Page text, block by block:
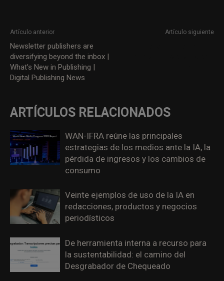
Artículo anterior
Newsletter publishers are
diversifying beyond the inbox |
What’s New in Publishing |
Digital Publishing News
Artículo siguiente
ARTÍCULOS RELACIONADOS
WAN-IFRA reúne las principales
estrategias de los medios ante la IA, la
pérdida de ingresos y los cambios de
consumo
Veinte ejemplos de uso de la IA en
redacciones, productos y negocios
periodísticos
De herramienta interna a recurso para
la sustentabilidad: el camino del
Desgrabador de Chequeado